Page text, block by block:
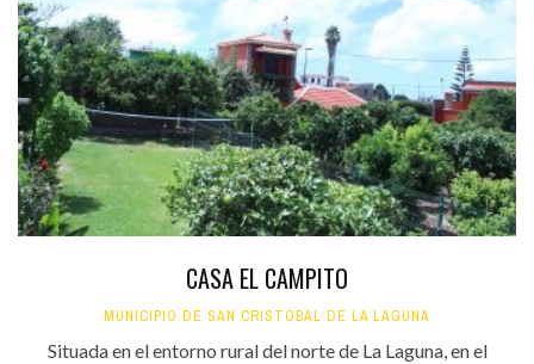
CASA EL CAMPITO
MUNICIPIO DE SAN CRISTÓBAL DE LA LAGUNA
Situada en el entorno rural del norte de La Laguna, en el